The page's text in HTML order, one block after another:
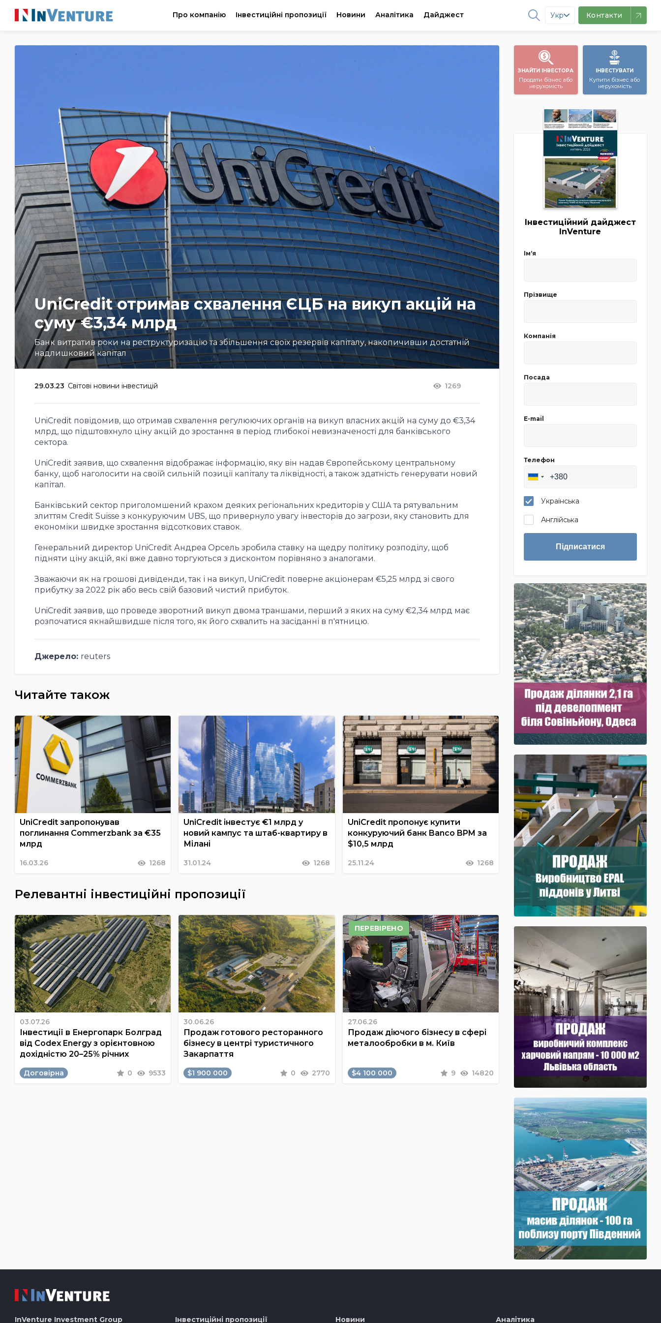
Про компанію Інвестиційні пропозиції Новини Аналітика Дайджест Укр Контакти
UniCredit отримав схвалення ЄЦБ на викуп акцій на
суму €3,34 млрд
Банк витратив роки на реструктуризацію та збільшення своїх резервів капіталу, накопичивши достатній
надлишковий капітал
29.03.23 Світові новини інвестицій 1269
UniCredit повідомив, що отримав схвалення регулюючих органів на викуп власних акцій на суму до €3,34
млрд, що підштовхнуло ціну акцій до зростання в період глибокої невизначеності для банківського
сектора.
UniCredit заявив, що схвалення відображає інформацію, яку він надав Європейському центральному
банку, щоб наголосити на своїй сильній позиції капіталу та ліквідності, а також здатність генерувати новий
капітал.
Банківський сектор приголомшений крахом деяких регіональних кредиторів у США та рятувальним
злиттям Credit Suisse з конкуруючим UBS, що привернуло увагу інвесторів до загрози, яку становить для
економіки швидке зростання відсоткових ставок.
Генеральний директор UniCredit Андреа Орсель зробила ставку на щедру політику розподілу, щоб
підняти ціну акцій, які вже давно торгуються з дисконтом порівняно з аналогами.
Зважаючи як на грошові дивіденди, так і на викуп, UniCredit поверне акціонерам €5,25 млрд зі свого
прибутку за 2022 рік або весь свій базовий чистий прибуток.
UniCredit заявив, що проведе зворотний викуп двома траншами, перший з яких на суму €2,34 млрд має
розпочатися якнайшвидше після того, як його схвалить на засіданні в п'ятницю.
Джерело: reuters
Читайте також
UniCredit запропонував
поглинання Commerzbank за €35
млрд
16.03.26 1268
UniCredit інвестує €1 млрд у
новий кампус та штаб-квартиру в
Мілані
31.01.24 1268
UniCredit пропонує купити
конкуруючий банк Banco BPM за
$10,5 млрд
25.11.24 1268
Релевантні інвестиційні пропозиції
03.07.26
Інвестиції в Енергопарк Болград
від Codex Energy з орієнтовною
дохідністю 20–25% річних
Договірна 0 9533
30.06.26
Продаж готового ресторанного
бізнесу в центрі туристичного
Закарпаття
$1 900 000 0 2770
ПЕРЕВІРЕНО
27.06.26
Продаж діючого бізнесу в сфері
металообробки в м. Київ
$4 100 000 9 14820
ЗНАЙТИ ІНВЕСТОРА
Продати бізнес або
нерухомість
ІНВЕСТУВАТИ
Купити бізнес або
нерухомість
Інвестиційний дайджест
InVenture
Імʼя
Прізвище
Компанія
Посада
E-mail
Телефон
Українська
Англійська
Підписатися
InVenture Investment Group Інвестиційні пропозиції Новини Аналітика